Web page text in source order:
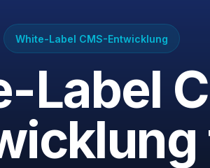
White-Label CMS-Entwicklung
Label